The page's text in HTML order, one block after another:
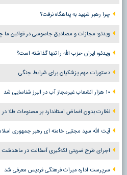
چرا رهبر شهید به پناهگاه نرفت؟
ویدئو؛ مجازات و مصادیق جاسوسی در قوانین
ویدئو؛ ایران حزب الله را تنها گذاشته است؟
دستورات مهم پزشکیان برای شرایط جنگی
۱۰ هزار انشعاب غیرمجاز آب در البرز شناسایی شد
نظارت بدون اغماض استاندارد بر مصنوعات طلا در
آیت الله سید مجتبی خامنه ای رهبر جمهوری
اجرای طرح ضربتی لکه‌گیری آسفالت در ماهدشت
سرپرست اداره میراث فرهنگی فردیس معرفی شد